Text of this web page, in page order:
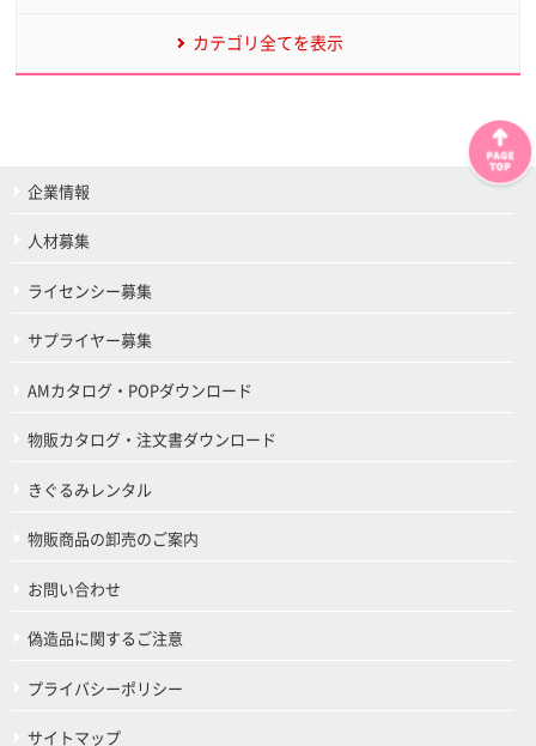
カテゴリ全てを表示
企業情報
人材募集
ライセンシー募集
サプライヤー募集
AMカタログ・POPダウンロード
物販カタログ・注文書ダウンロード
きぐるみレンタル
物販商品の卸売のご案内
お問い合わせ
偽造品に関するご注意
プライバシーポリシー
サイトマップ